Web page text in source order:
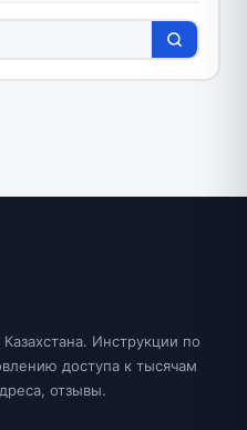
Инструкции по
доступа к тысячам
отзывы.